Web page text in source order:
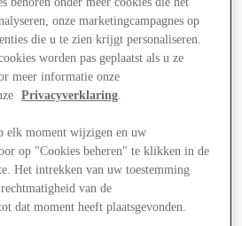
onze marketingcampagnes op
die u te zien krijgt personaliseren.
worden pas geplaatst als u ze
meer informatie onze
Privacyverklaring.
elk moment wijzigen en uw
op "Cookies beheren" te klikken in de
Het intrekken van uw toestemming
van de
dat moment heeft plaatsgevonden.